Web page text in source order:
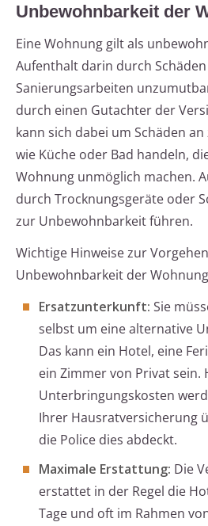
Unbewohnbarkeit der
Eine Wohnung gilt als
Aufenthalt darin durch
Sanierungsarbeiten
durch einen Gutachter der
kann sich dabei um Schäden
wie Küche oder Bad handeln,
Wohnung unmöglich machen.
durch Trocknungsgeräte oder
zur Unbewohnbarkeit führen.
Wichtige Hinweise zur
Unbewohnbarkeit der
Ersatzunterkunft: Sie
selbst um eine alternative
Das kann ein Hotel, eine
ein Zimmer von Privat sein.
Unterbringungskosten
Ihrer Hausratversicherung
die Police dies abdeckt.
Maximale Erstattung: Die
erstattet in der Regel die
Tage und oft im Rahmen